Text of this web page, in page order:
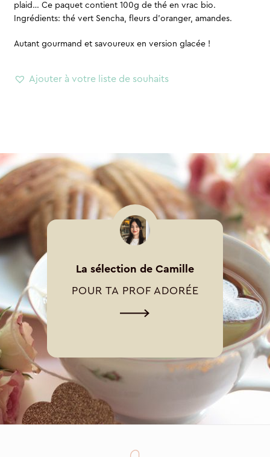
plaid… Ce paquet contient 100g de thé en vrac bio.
Ingrédients: thé vert Sencha, fleurs d’oranger, amandes.
Autant gourmand et savoureux en version glacée !
Ajouter à votre liste de souhaits
La sélection de Camille
POUR TA PROF ADORÉE